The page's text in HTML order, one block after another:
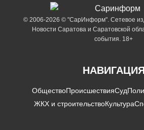
© 2006-2026 © "СарИнформ". Сетевое
Новости Саратова и Саратовской
события. 18+
НАВИГАЦИЯ
ОбществоПроисшествияСуд
ЖКХ и строительствоКультура